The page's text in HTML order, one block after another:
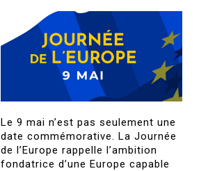
Le 9 mai n’est pas seulement une
date commémorative. La Journée
de l’Europe rappelle l’ambition
fondatrice d’une Europe capable